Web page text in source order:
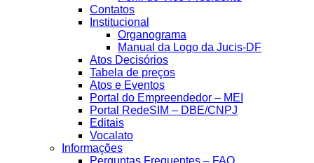
Contatos
Institucional
Organograma
Manual da Logo da Jucis-DF
Atos Decisórios
Tabela de preços
Atos e Eventos
Portal do Empreendedor – MEI
Portal RedeSIM – DBE/CNPJ
Editais
Vocalato
Informações
Perguntas Frequentes – FAQ